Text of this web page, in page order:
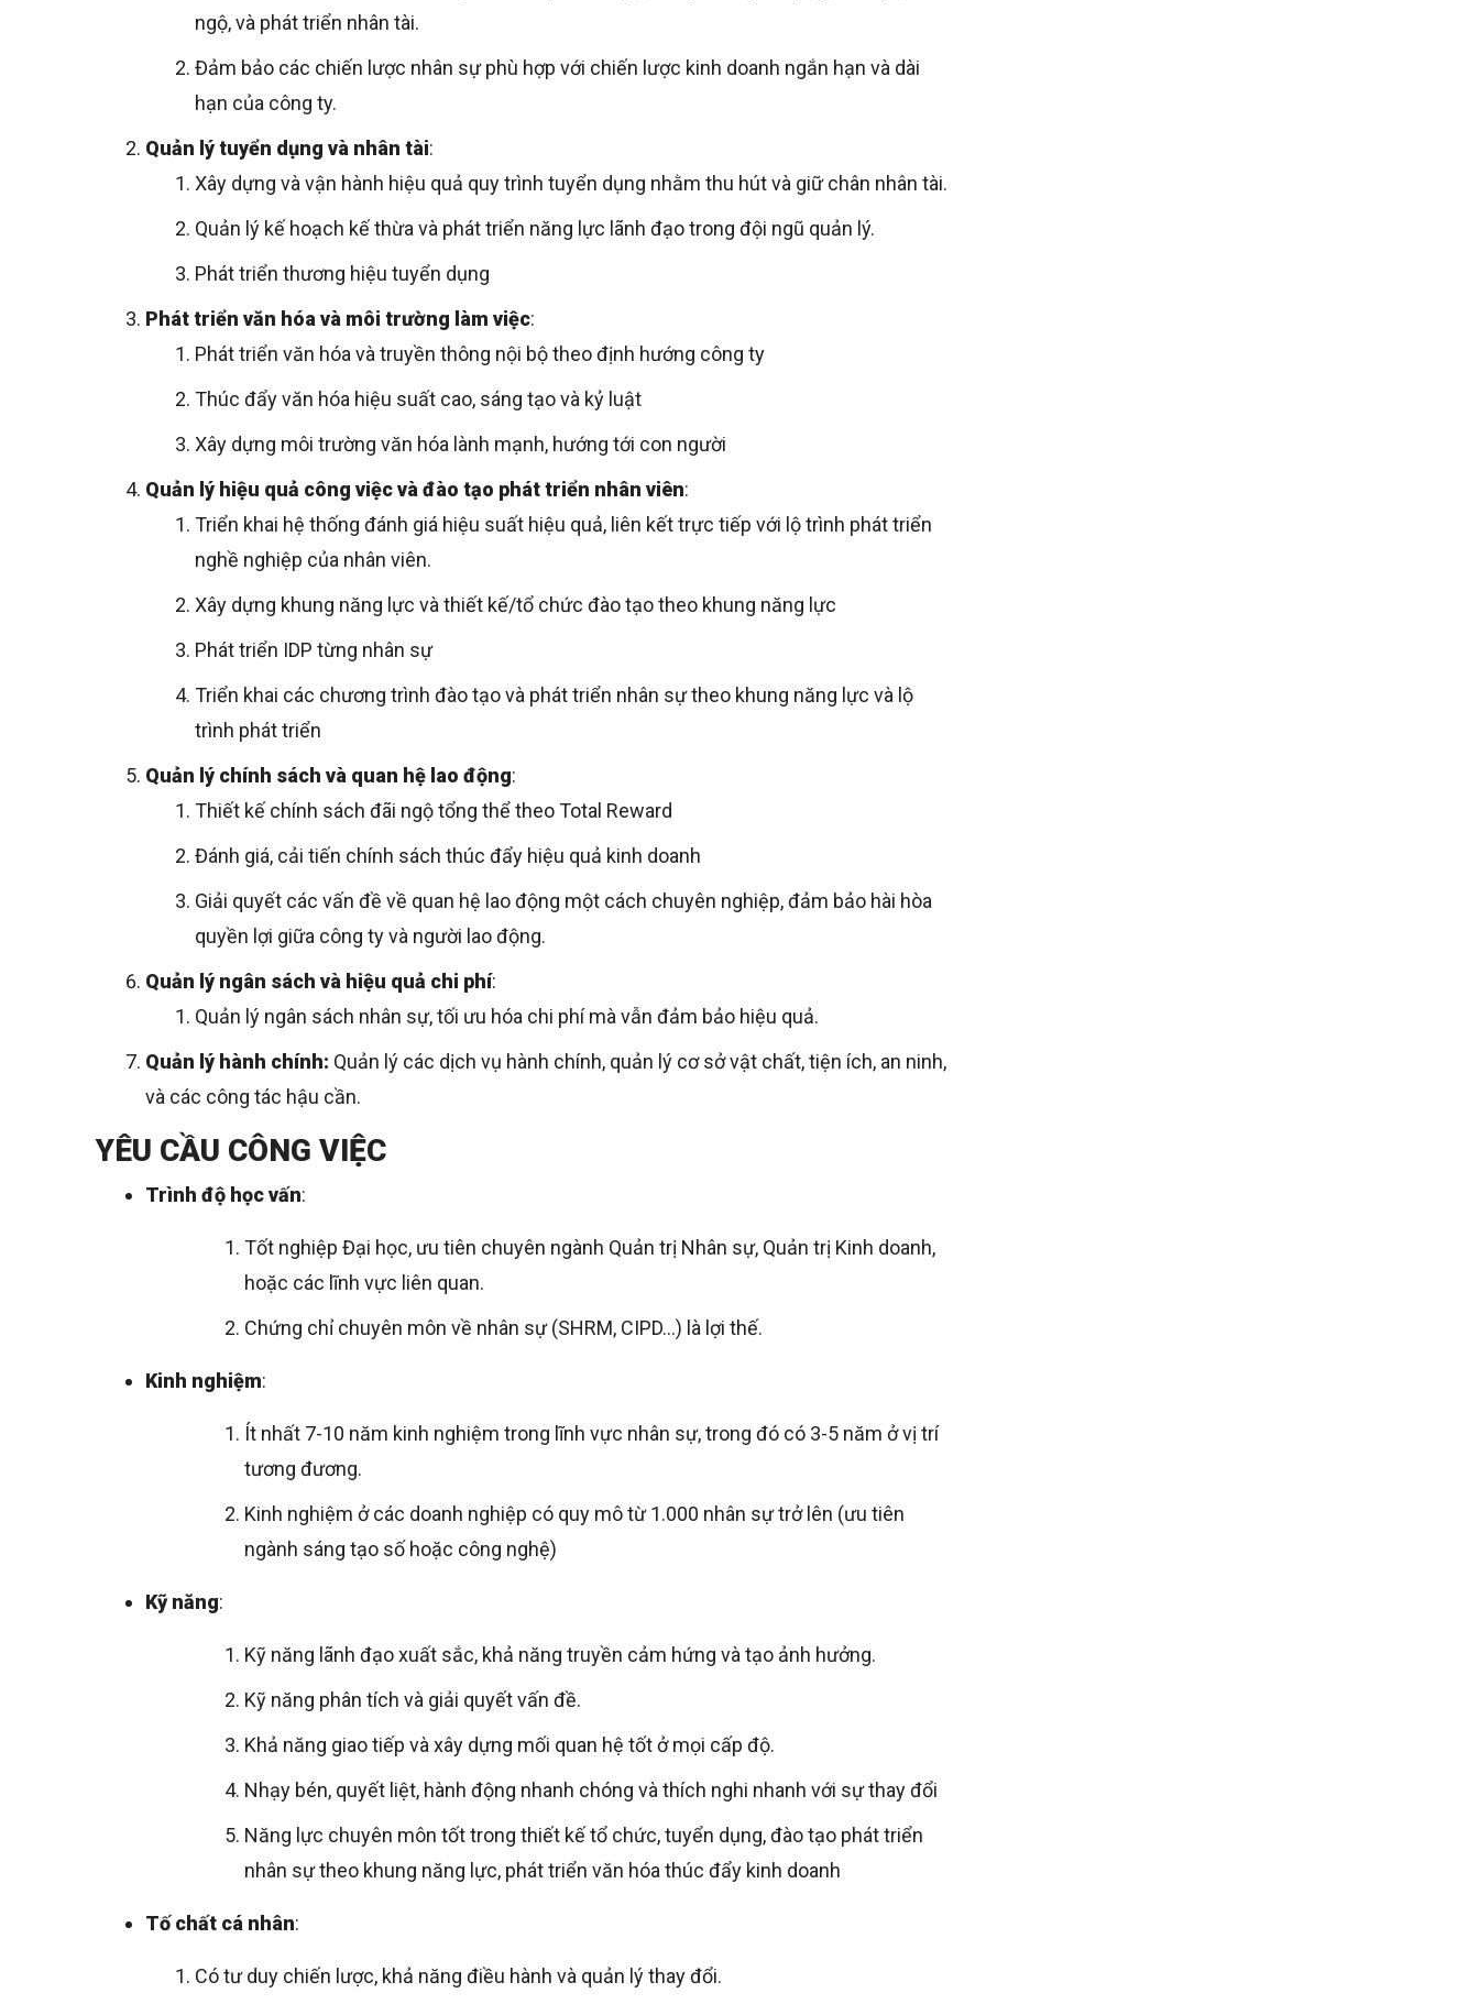
ngộ, và phát triển nhân tài.
Đảm bảo các chiến lược nhân sự phù hợp với chiến lược kinh doanh ngắn hạn và dài
hạn của công ty.
Quản lý tuyển dụng và nhân tài:
Xây dựng và vận hành hiệu quả quy trình tuyển dụng nhằm thu hút và giữ chân nhân tài.
Quản lý kế hoạch kế thừa và phát triển năng lực lãnh đạo trong đội ngũ quản lý.
Phát triển thương hiệu tuyển dụng
Phát triển văn hóa và môi trường làm việc:
Phát triển văn hóa và truyền thông nội bộ theo định hướng công ty
Thúc đẩy văn hóa hiệu suất cao, sáng tạo và kỷ luật
Xây dựng môi trường văn hóa lành mạnh, hướng tới con người
Quản lý hiệu quả công việc và đào tạo phát triển nhân viên:
Triển khai hệ thống đánh giá hiệu suất hiệu quả, liên kết trực tiếp với lộ trình phát triển
nghề nghiệp của nhân viên.
Xây dựng khung năng lực và thiết kế/tổ chức đào tạo theo khung năng lực
Phát triển IDP từng nhân sự
Triển khai các chương trình đào tạo và phát triển nhân sự theo khung năng lực và lộ
trình phát triển
Quản lý chính sách và quan hệ lao động:
Thiết kế chính sách đãi ngộ tổng thể theo Total Reward
Đánh giá, cải tiến chính sách thúc đẩy hiệu quả kinh doanh
Giải quyết các vấn đề về quan hệ lao động một cách chuyên nghiệp, đảm bảo hài hòa
quyền lợi giữa công ty và người lao động.
Quản lý ngân sách và hiệu quả chi phí:
Quản lý ngân sách nhân sự, tối ưu hóa chi phí mà vẫn đảm bảo hiệu quả.
Quản lý hành chính: Quản lý các dịch vụ hành chính, quản lý cơ sở vật chất, tiện ích, an ninh,
và các công tác hậu cần.
YÊU CẦU CÔNG VIỆC
Trình độ học vấn:
Tốt nghiệp Đại học, ưu tiên chuyên ngành Quản trị Nhân sự, Quản trị Kinh doanh,
hoặc các lĩnh vực liên quan.
Chứng chỉ chuyên môn về nhân sự (SHRM, CIPD…) là lợi thế.
Kinh nghiệm:
Ít nhất 7-10 năm kinh nghiệm trong lĩnh vực nhân sự, trong đó có 3-5 năm ở vị trí
tương đương.
Kinh nghiệm ở các doanh nghiệp có quy mô từ 1.000 nhân sự trở lên (ưu tiên
ngành sáng tạo số hoặc công nghệ)
Kỹ năng:
Kỹ năng lãnh đạo xuất sắc, khả năng truyền cảm hứng và tạo ảnh hưởng.
Kỹ năng phân tích và giải quyết vấn đề.
Khả năng giao tiếp và xây dựng mối quan hệ tốt ở mọi cấp độ.
Nhạy bén, quyết liệt, hành động nhanh chóng và thích nghi nhanh với sự thay đổi
Năng lực chuyên môn tốt trong thiết kế tổ chức, tuyển dụng, đào tạo phát triển
nhân sự theo khung năng lực, phát triển văn hóa thúc đẩy kinh doanh
Tố chất cá nhân:
Có tư duy chiến lược, khả năng điều hành và quản lý thay đổi.